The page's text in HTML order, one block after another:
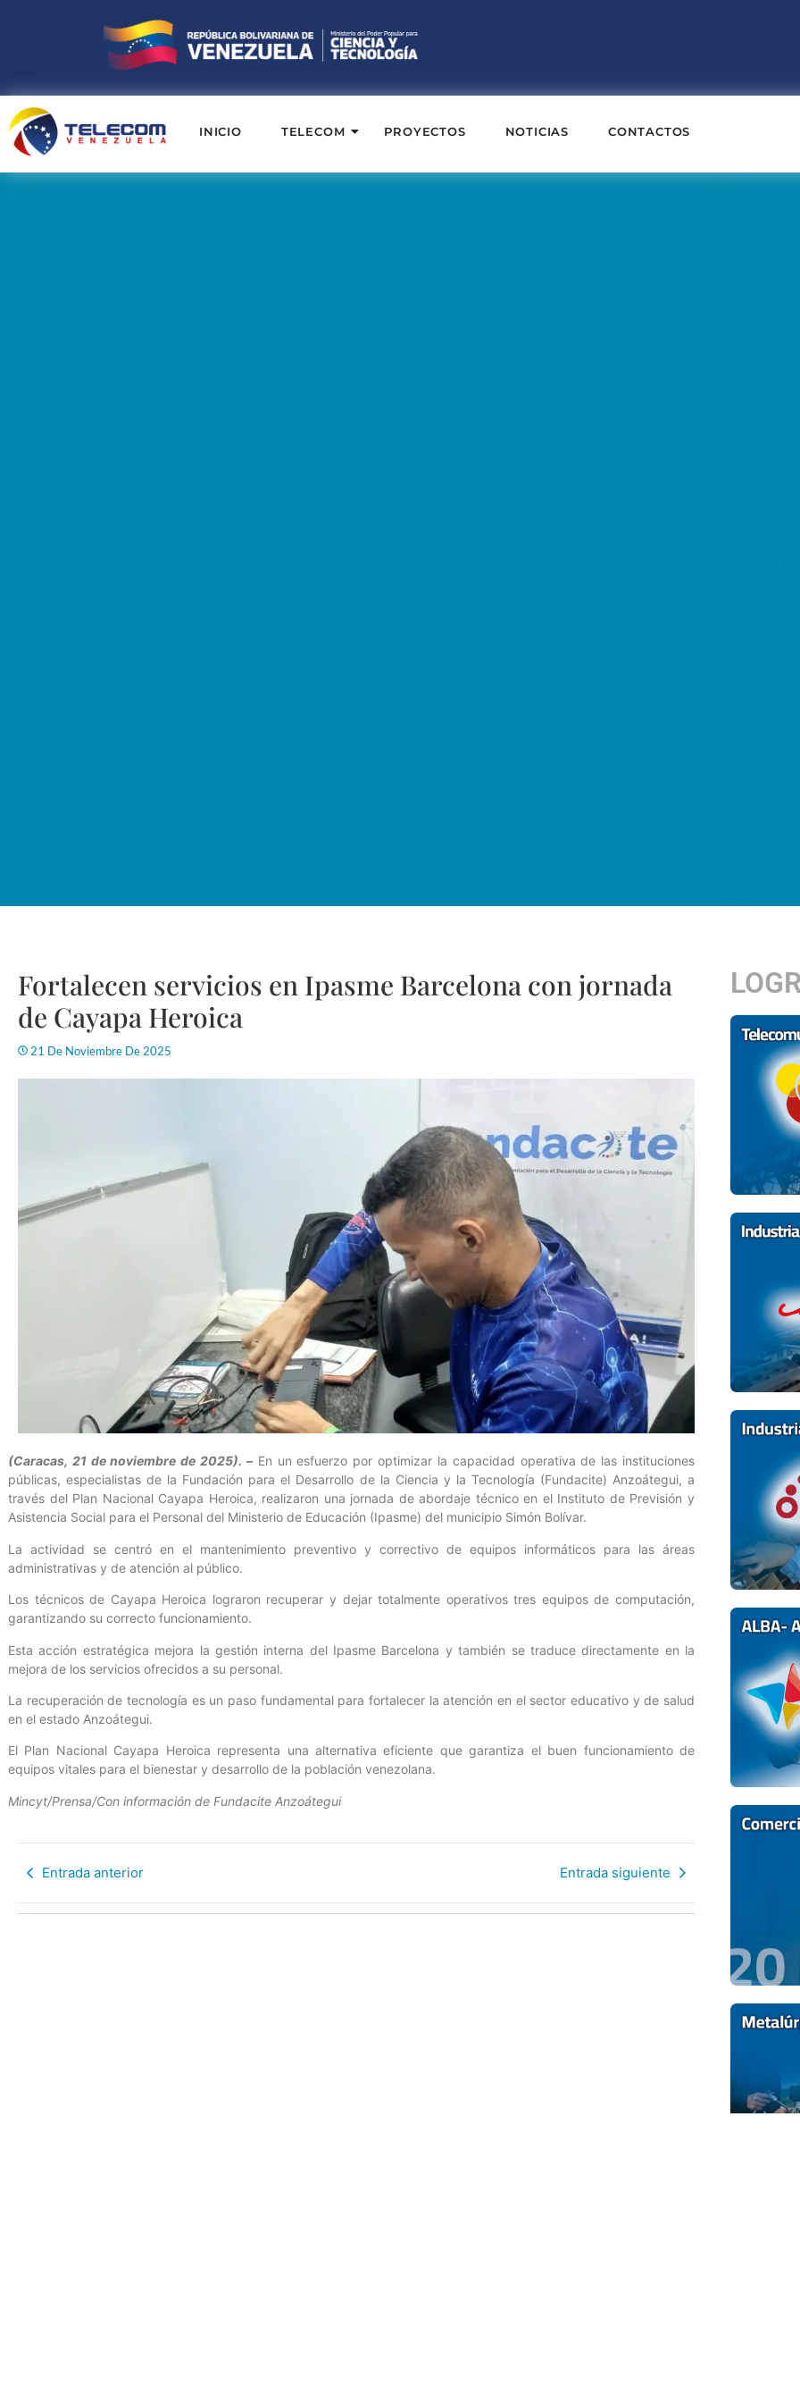
INICIO TELECOM PROYECTOS NOTICIAS CONTACTOS
Fortalecen servicios en Ipasme Barcelona con jornada
de Cayapa Heroica
21 De Noviembre De 2025
(Caracas, 21 de noviembre de 2025). –En un esfuerzo por optimizar la capacidad operativa de las instituciones
públicas, especialistas de la Fundación para el Desarrollo de la Ciencia y la Tecnología (Fundacite) Anzoátegui, a
través del Plan Nacional Cayapa Heroica, realizaron una jornada de abordaje técnico en el Instituto de Previsión y
Asistencia Social para el Personal del Ministerio de Educación (Ipasme) del municipio Simón Bolívar.
La actividad se centró en el mantenimiento preventivo y correctivo de equipos informáticos para las áreas
administrativas y de atención al público.
Los técnicos de Cayapa Heroica lograron recuperar y dejar totalmente operativos tres equipos de computación,
garantizando su correcto funcionamiento.
Esta acción estratégica mejora la gestión interna del Ipasme Barcelona y también se traduce directamente en la
mejora de los servicios ofrecidos a su personal.
La recuperación de tecnología es un paso fundamental para fortalecer la atención en el sector educativo y de salud
en el estado Anzoátegui.
El Plan Nacional Cayapa Heroica representa una alternativa eficiente que garantiza el buen funcionamiento de
equipos vitales para el bienestar y desarrollo de la población venezolana.
Mincyt/Prensa/Con información de Fundacite Anzoátegui
Entrada anterior Entrada siguiente